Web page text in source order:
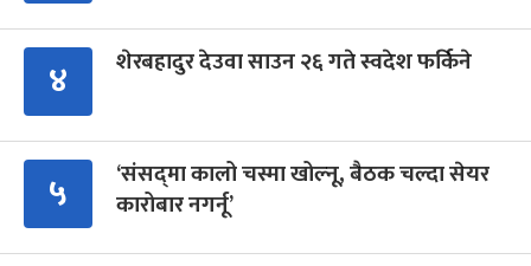
४ शेरबहादुर देउवा साउन २६ गते स्वदेश फर्किने
५
‘संसद्‍मा कालो चस्मा खोल्नू, बैठक चल्दा सेयर
कारोबार नगर्नू’